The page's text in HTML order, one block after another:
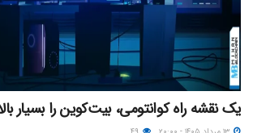
یک نقشه راه کوانتومی، بیت‌کوین را بسیار